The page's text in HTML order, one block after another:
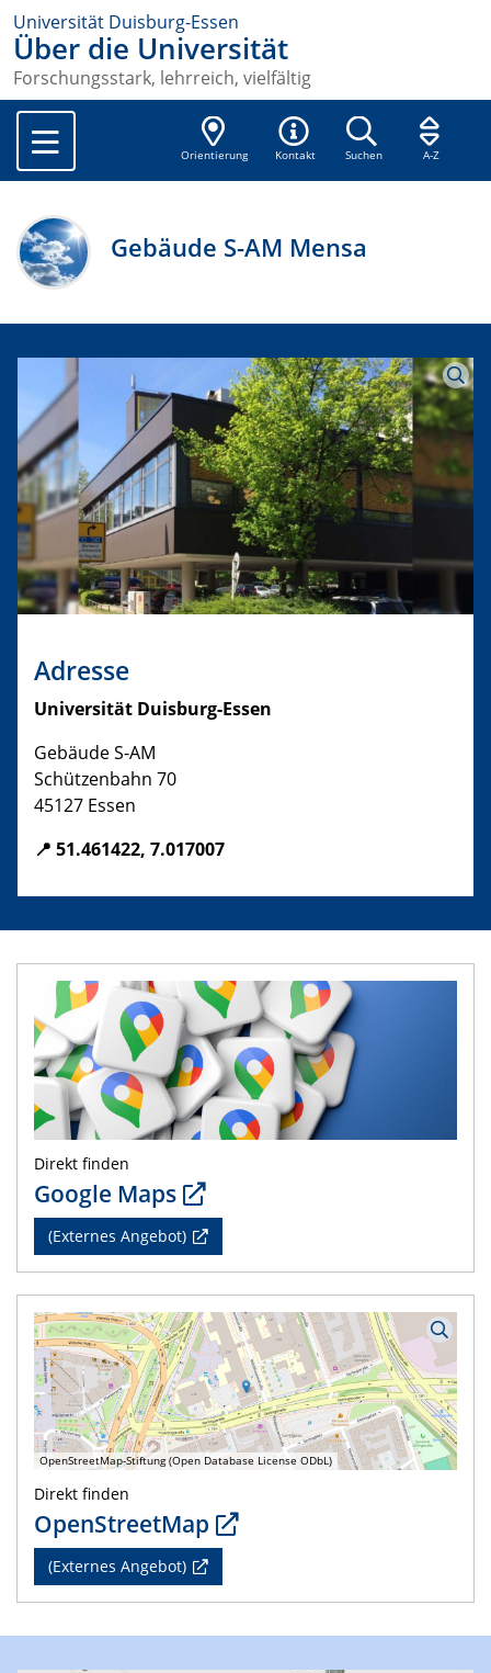
Universität Duisburg-Essen
Über die Universität
Forschungsstark, lehrreich, vielfältig
Orientierung Kontakt Suchen A-Z
Gebäude S-AM Mensa
Adresse
Universität Duisburg-Essen
Gebäude S-AM
Schützenbahn 70
45127 Essen
📍 51.461422, 7.017007
Direkt finden
Google Maps
(Externes Angebot)
OpenStreetMap-Stiftung (Open Database License ODbL)
Direkt finden
OpenStreetMap
(Externes Angebot)